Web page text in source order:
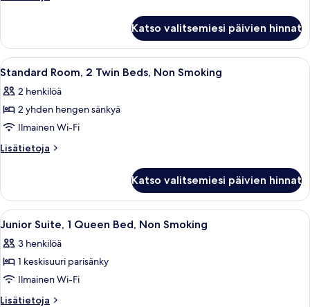
sänky,
kuvat
1
yhden
hengen
tupakointi
kielletty
Katso valitsemiesi päivien hinnat
Avaa
kaikki
huonetyypin
Standard
Room,
2
Non
Smoking
kuvat
Moderni hotellihuone, jossa on
6
Standard Room, 2 Twin Beds, Non Smoking
2 henkilöä
2 yhden hengen sänkyä
Ilmainen Wi-Fi
Lisätietoja
Lisätietoja
2
Twin
Beds,
Smoking
Katso valitsemiesi päivien hinnat
Avaa
kaikki
huonetyypin
Junior
Suite,
1
Moderni hotellihuone, jossa on
5
Junior Suite, 1 Queen Bed, Non Smoking
3 henkilöä
1 keskisuuri parisänky
Ilmainen Wi-Fi
Lisätietoja
Lisätietoja